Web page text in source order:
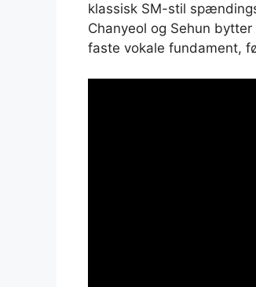
klassisk SM-stil
Chanyeol og Sehun
faste vokale fundament,